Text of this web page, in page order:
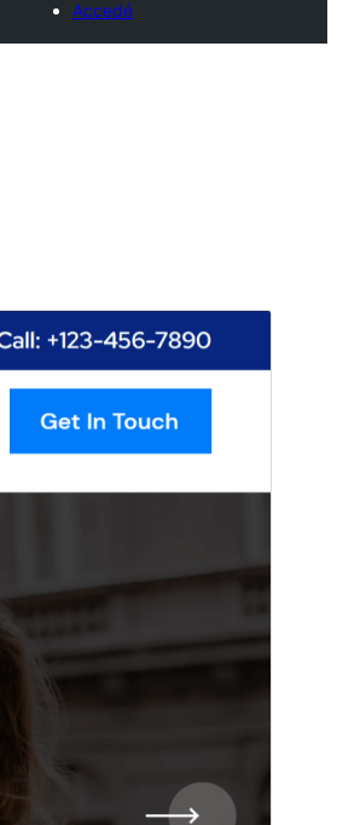
Accedé
ofrece actualizaciones o
2026